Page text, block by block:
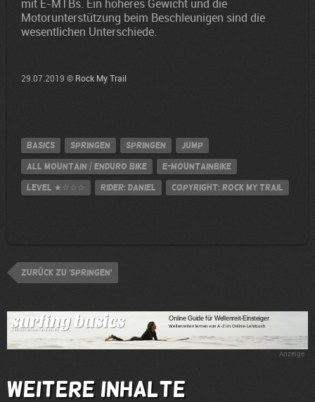
mit E-MTBs. Ein höheres Gewicht und die
Motorunterstützung beim Beschleunigen sind die
wesentlichen Unterschiede.
29.07.2019 © Rock My Trail
Basics Springen Springen jump
All Mountain / Enduro Bike E-Mountainbike
Level ★☆☆☆ Rider: Daniel Copyright: Rock My Trail
zurück zu 'Springen'
Anzeige
Weitere Inhalte